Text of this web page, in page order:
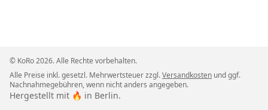
© KoRo 2026. Alle Rechte vorbehalten.
Alle Preise inkl. gesetzl. Mehrwertsteuer zzgl.Versandkosten und ggf.
Nachnahmegebühren, wenn nicht anders angegeben.
Hergestellt mit 🔥 in Berlin.